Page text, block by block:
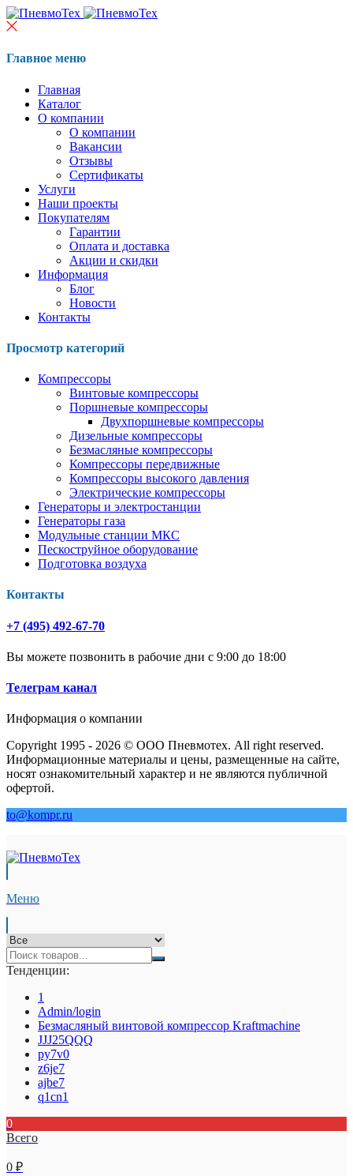
Главное меню
Главная
Каталог
О компании
О компании
Вакансии
Отзывы
Сертификаты
Услуги
Наши проекты
Покупателям
Гарантии
Оплата и доставка
Акции и скидки
Информация
Блог
Новости
Контакты
Просмотр категорий
Компрессоры
Винтовые компрессоры
Поршневые компрессоры
Двухпоршневые компрессоры
Дизельные компрессоры
Безмасляные компрессоры
Компрессоры передвижные
Компрессоры высокого давления
Электрические компрессоры
Генераторы и электростанции
Генераторы газа
Модульные станции МКС
Пескоструйное оборудование
Подготовка воздуха
Контакты
+7 (495) 492-67-70
Вы можете позвонить в рабочие дни с 9:00 до 18:00
Телеграм канал
Информация о компании
Copyright 1995 - 2026 © ООО Пневмотех. All right reserved.
Информационные материалы и цены, размещенные на сайте,
носят ознакомительный характер и не являются публичной
офертой.
to@kompr.ru
Меню
Тенденции:
1
Admin/login
Безмасляный винтовой компрессор Kraftmaсhine
JJJ25QQQ
py7v0
z6je7
ajbe7
q1cn1
0
Всего
0 ₽